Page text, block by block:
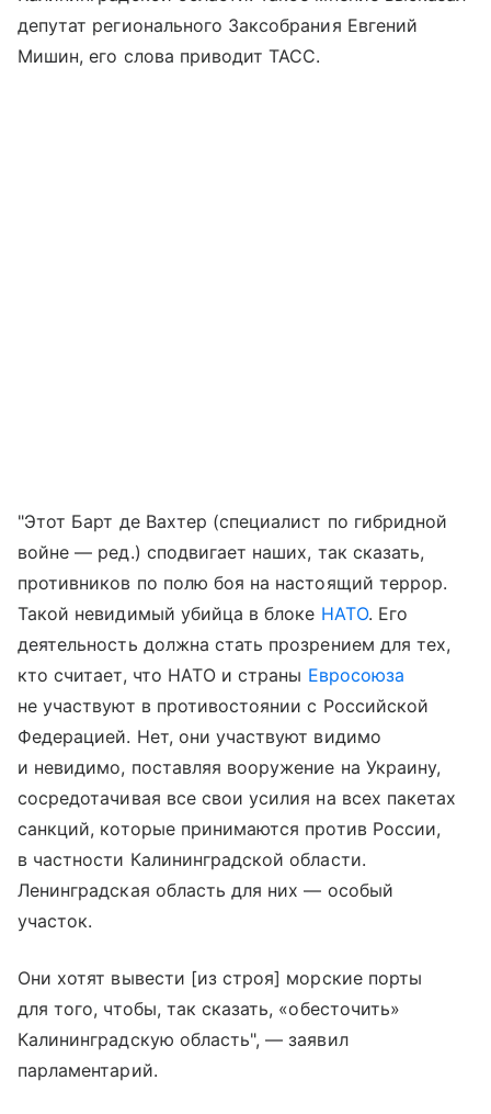
депутат регионального Заксобрания Евгений
Мишин, его слова приводит ТАСС.
"Этот Барт де Вахтер (специалист по гибридной
войне — ред.) сподвигает наших, так сказать,
противников по полю боя на настоящий террор.
Такой невидимый убийца в блоке НАТО. Его
деятельность должна стать прозрением для тех,
кто считает, что НАТО и страны Евросоюза
не участвуют в противостоянии с Российской
Федерацией. Нет, они участвуют видимо
и невидимо, поставляя вооружение на Украину,
сосредотачивая все свои усилия на всех пакетах
санкций, которые принимаются против России,
в частности Калининградской области.
Ленинградская область для них — особый
участок.
Они хотят вывести [из строя] морские порты
для того, чтобы, так сказать, «обесточить»
Калининградскую область", — заявил
парламентарий.